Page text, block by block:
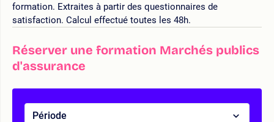
formation. Extraites à partir des questionnaires de
satisfaction. Calcul effectué toutes les 48h.
Réserver une formation Marchés publics
d'assurance
Période